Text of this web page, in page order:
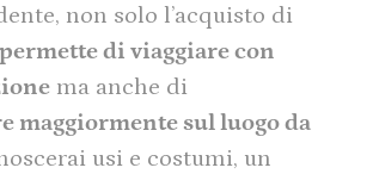
non solo l’acquisto di
di viaggiare con
ma anche di
maggiormente sul luogo da
usi e costumi, un